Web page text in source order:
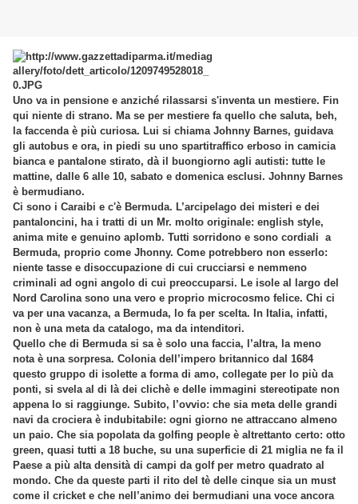
Uno va in pensione e anziché rilassarsi s'inventa un mestiere. Fin
qui niente di strano. Ma se per mestiere fa quello che saluta, beh,
la faccenda è più curiosa. Lui si chiama Johnny Barnes, guidava
gli autobus e ora, in piedi su uno spartitraffico erboso in camicia
bianca e pantalone stirato, dà il buongiorno agli autisti: tutte le
mattine, dalle 6 alle 10, sabato e domenica esclusi. Johnny Barnes
è bermudiano.
Ci sono i Caraibi e c'è Bermuda. L’arcipelago dei misteri e dei
pantaloncini, ha i tratti di un Mr. molto originale: english style,
anima mite e genuino aplomb. Tutti sorridono e sono cordiali a
Bermuda, proprio come Jhonny. Come potrebbero non esserlo:
niente tasse e disoccupazione di cui crucciarsi e nemmeno
criminali ad ogni angolo di cui preoccuparsi. Le isole al largo del
Nord Carolina sono una vero e proprio microcosmo felice. Chi ci
va per una vacanza, a Bermuda, lo fa per scelta. In Italia, infatti,
non è una meta da catalogo, ma da intenditori.
Quello che di Bermuda si sa è solo una faccia, l’altra, la meno
nota è una sorpresa. Colonia dell’impero britannico dal 1684
questo gruppo di isolette a forma di amo, collegate per lo più da
ponti, si svela al di là dei clichè e delle immagini stereotipate non
appena lo si raggiunge. Subito, l’ovvio: che sia meta delle grandi
navi da crociera è indubitabile: ogni giorno ne attraccano almeno
un paio. Che sia popolata da golfing people è altrettanto certo: otto
green, quasi tutti a 18 buche, su una superficie di 21 miglia ne fa il
Paese a più alta densità di campi da golf per metro quadrato al
mondo. Che da queste parti il rito del tè delle cinque sia un must
come il cricket e che nell’animo dei bermudiani una voce ancora